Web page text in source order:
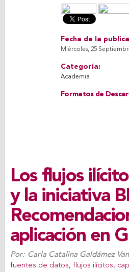
Fecha de la
Miércoles, 25
Categoría:
Academia
Formatos de
Los flujos
y la iniciativa
aplicación en
Por: Carla Catalina Galdámez
fuentes de datos, flujos ilícitos,